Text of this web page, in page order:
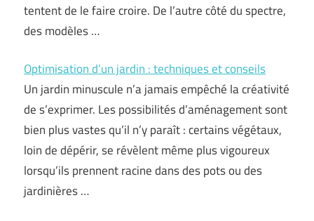
tentent de le faire croire. De l’autre côté du spectre,
des modèles …
Optimisation d’un jardin : techniques et conseils
Un jardin minuscule n’a jamais empêché la créativité
de s’exprimer. Les possibilités d’aménagement sont
bien plus vastes qu’il n’y paraît : certains végétaux,
loin de dépérir, se révèlent même plus vigoureux
lorsqu’ils prennent racine dans des pots ou des
jardinières …